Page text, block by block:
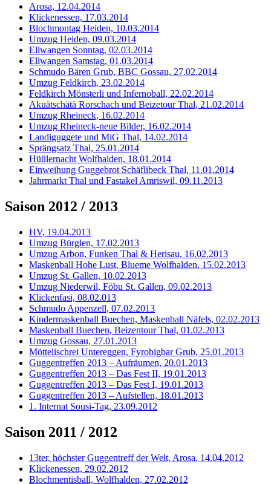
Arosa, 12.04.2014
Klickenessen, 17.03.2014
Blochmontag Heiden, 10.03.2014
Umzug Heiden, 09.03.2014
Ellwangen Sonntag, 02.03.2014
Ellwangen Samstag, 01.03.2014
Schmudo Bären Grub, BBC Gossau, 27.02.2014
Umzug Feldkirch, 23.02.2014
Feldkirch Mönsterli und Infernoball, 22.02.2014
Akuätschätä Rorschach und Beizetour Thal, 21.02.2014
Umzug Rheineck, 16.02.2014
Umzug Rheineck-neue Bilder, 16.02.2014
Landiguggete und MiG Thal, 14.02.2014
Sprängsatz Thal, 25.01.2014
Hüülernacht Wolfhalden, 18.01.2014
Einweihung Guggebrot Schäflibeck Thal, 11.01.2014
Jahrmarkt Thal und Fastakel Amriswil, 09.11.2013
Saison 2012 / 2013
HV, 19.04.2013
Umzug Bürglen, 17.02.2013
Umzug Arbon, Funken Thal & Herisau, 16.02.2013
Maskenball Hohe Lust, Blueme Wolfhalden, 15.02.2013
Umzug St. Gallen, 10.02.2013
Umzug Niederwil, Föbu St. Gallen, 09.02.2013
Klickenfasi, 08.02.013
Schmudo Appenzell, 07.02.2013
Kindermaskenball Buechen, Maskenball Näfels, 02.02.2013
Maskenball Buechen, Beizentour Thal, 01.02.2013
Umzug Gossau, 27.01.2013
Möttelischrei Untereggen, Fyrobigbar Grub, 25.01.2013
Guggentreffen 2013 – Aufräumen, 20.01.2013
Guggentreffen 2013 – Das Fest II, 19.01.2013
Guggentreffen 2013 – Das Fest I, 19.01.2013
Guggentreffen 2013 – Aufstellen, 18.01.2013
1. Internat Sousi-Tag, 23.09.2012
Saison 2011 / 2012
13ter, höchster Guggentreff der Welt, Arosa, 14.04.2012
Klickenessen, 29.02.2012
Blochmentisball, Wolfhalden, 27.02.2012